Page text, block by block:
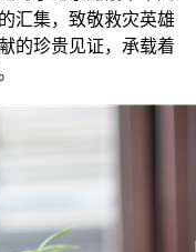
汇集，致敬救灾英雄
的珍贵见证，承载着